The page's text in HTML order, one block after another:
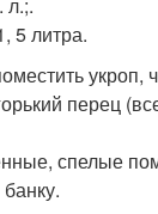
5 литра.
укроп,
перец
спелые